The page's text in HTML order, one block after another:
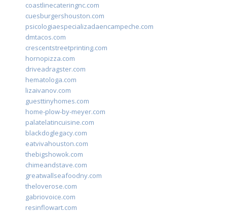
coastlinecateringnc.com
cuesburgershouston.com
psicologiaespecializadaencampeche.com
dmtacos.com
crescentstreetprinting.com
hornopizza.com
driveadragster.com
hematologa.com
lizaivanov.com
guesttinyhomes.com
home-plow-by-meyer.com
palatelatincuisine.com
blackdoglegacy.com
eatvivahouston.com
thebigshowok.com
chimeandstave.com
greatwallseafoodny.com
theloverose.com
gabriovoice.com
resinflowart.com